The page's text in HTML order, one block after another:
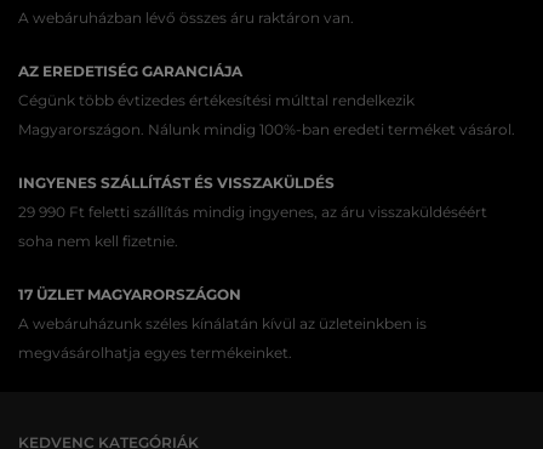
A webáruházban lévő összes áru raktáron van.
AZ EREDETISÉG GARANCIÁJA
Cégünk több évtizedes értékesítési múlttal rendelkezik
Magyarországon. Nálunk mindig 100%-ban eredeti terméket vásárol.
INGYENES SZÁLLÍTÁST ÉS VISSZAKÜLDÉS
29 990 Ft feletti szállítás mindig ingyenes, az áru visszaküldéséért
soha nem kell fizetnie.
17 ÜZLET MAGYARORSZÁGON
A webáruházunk széles kínálatán kívül az üzleteinkben is
megvásárolhatja egyes termékeinket.
KEDVENC KATEGÓRIÁK